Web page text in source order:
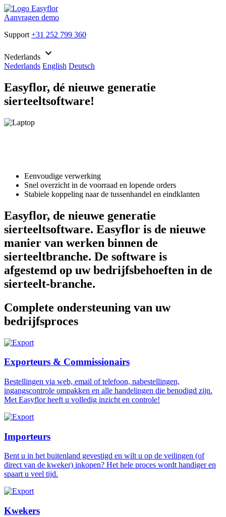
Aanvragen demo
Support +31 252 799 360
Nederlands keyboard_arrow_down
Nederlands English Deutsch
Easyflor, dé nieuwe generatie
sierteeltsoftware!
Eenvoudige verwerking
Snel overzicht in de voorraad en lopende orders
Stabiele koppeling naar de tussenhandel en eindklanten
Easyflor, de nieuwe generatie
sierteeltsoftware. Easyflor is de nieuwe
manier van werken binnen de
sierteeltbranche. De software is
afgestemd op uw bedrijfsbehoeften in de
sierteelt-branche.
Complete ondersteuning van uw
bedrijfsproces
Exporteurs & Commissionairs
Bestellingen via web, email of telefoon, nabestellingen,
ingangscontrole ompakken en alle handelingen die benodigd zijn.
Met Easyflor heeft u volledig inzicht en controle!
Importeurs
Bent u in het buitenland gevestigd en wilt u op de veilingen (of
direct van de kweker) inkopen? Het hele proces wordt handiger en
spaart u veel tijd.
Kwekers